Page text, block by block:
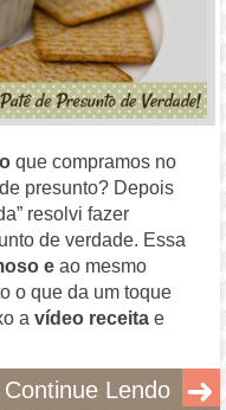
que compramos no
presunto? Depois
resolvi fazer
de verdade. Essa
e ao mesmo
o que da um toque
avídeo receita e
Continue Lendo